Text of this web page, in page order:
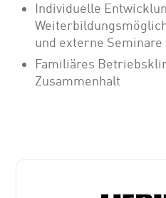
Individuelle
und externe Seminare
Familiäres
Zusammenhalt